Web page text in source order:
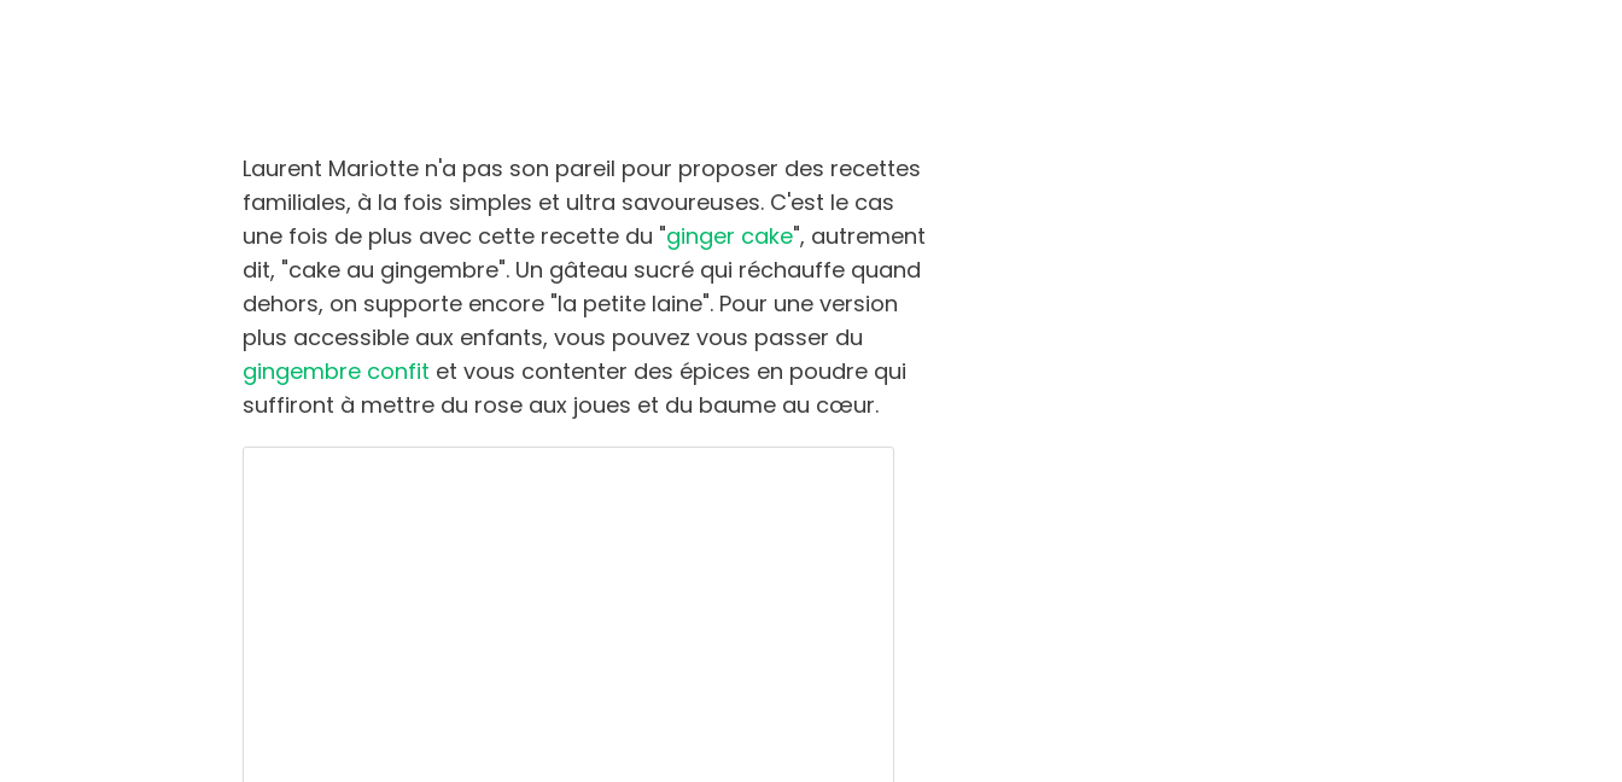
Laurent Mariotte n'a pas son pareil pour proposer des recettes
familiales, à la fois simples et ultra savoureuses. C'est le cas
une fois de plus avec cette recette du "ginger cake", autrement
dit, "cake au gingembre". Un gâteau sucré qui réchauffe quand
dehors, on supporte encore "la petite laine". Pour une version
plus accessible aux enfants, vous pouvez vous passer du
gingembre confit et vous contenter des épices en poudre qui
suffiront à mettre du rose aux joues et du baume au cœur.